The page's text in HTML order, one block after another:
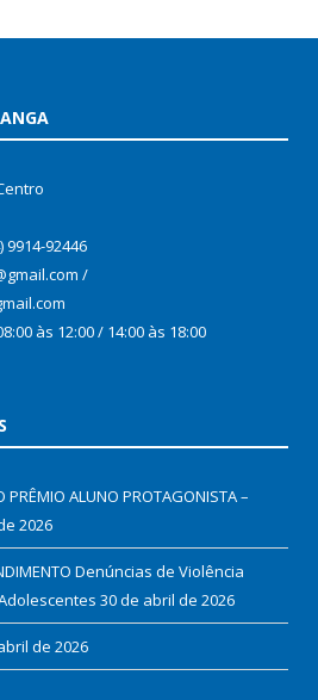
9914-92446
/
às 12:00 / 14:00 às 18:00
PRÊMIO ALUNO PROTAGONISTA –
2026
Denúncias de Violência
30 de abril de 2026
de 2026